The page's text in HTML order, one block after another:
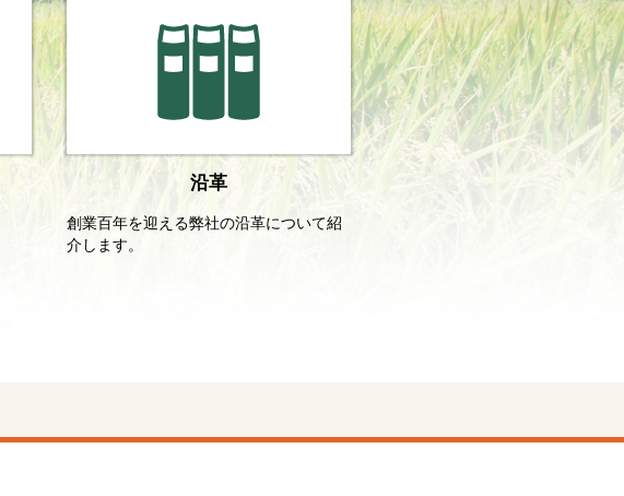
沿革
創業百年を迎える弊社の沿革について紹
介します。